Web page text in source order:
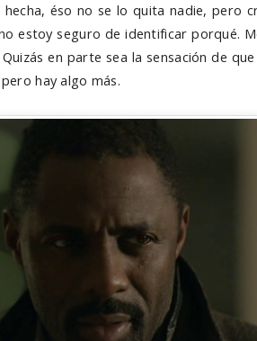
éso no se lo quita nadie, pero
estoy seguro de identificar porqué.
en parte sea la sensación de
hay algo más.